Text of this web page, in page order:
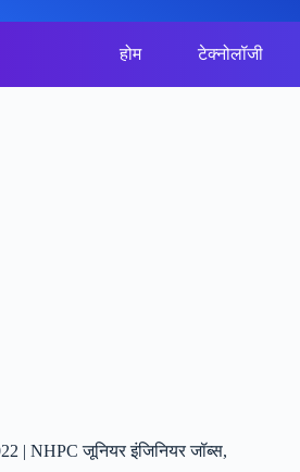
होम टेक्नोलॉजी
| NHPC जूनियर इंजिनियर जॉब्स,